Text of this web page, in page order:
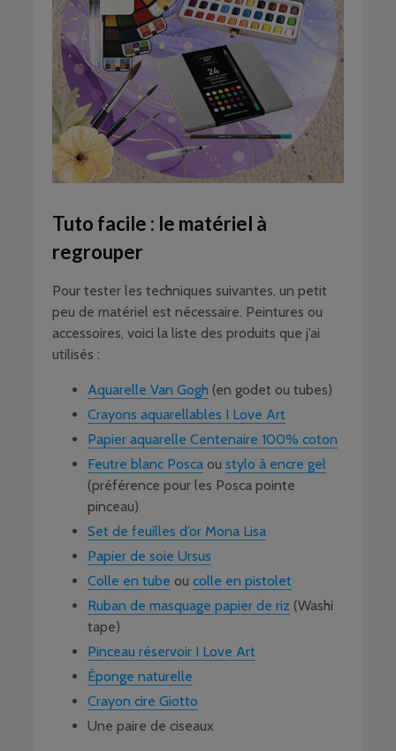
Tuto facile : le matériel à
regrouper
Pour tester les techniques suivantes, un petit
peu de matériel est nécessaire. Peintures ou
accessoires, voici la liste des produits que j’ai
utilisés :
Aquarelle Van Gogh (en godet ou tubes)
Crayons aquarellables I Love Art
Papier aquarelle Centenaire 100% coton
Feutre blanc Posca ou stylo à encre gel
(préférence pour les Posca pointe
pinceau)
Set de feuilles d’or Mona Lisa
Papier de soie Ursus
Colle en tube ou colle en pistolet
Ruban de masquage papier de riz (Washi
tape)
Pinceau réservoir I Love Art
Éponge naturelle
Crayon cire Giotto
Une paire de ciseaux